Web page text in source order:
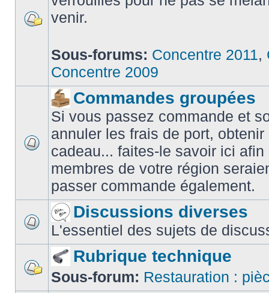
venir.
Sous-forums: Concentre 2011,
Concentre 2009
Commandes groupées
Si vous passez commande et
annuler les frais de port,
cadeau... faites-le savoir ici
membres de votre région
passer commande également.
Discussions diverses
L'essentiel des sujets de
Rubrique technique
Sous-forum: Restauration :